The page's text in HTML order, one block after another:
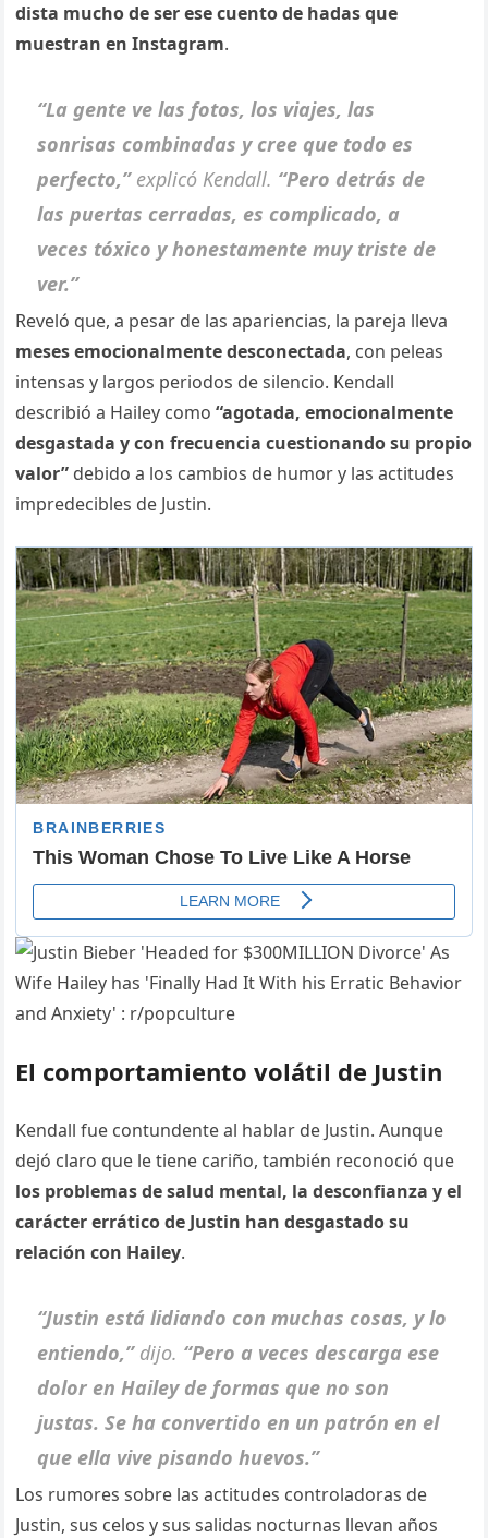
dista mucho de ser ese cuento de hadas que
muestran en Instagram.
“La gente ve las fotos, los viajes, las
sonrisas combinadas y cree que todo es
perfecto,”explicó Kendall. “Pero detrás de
las puertas cerradas, es complicado, a
veces tóxico y honestamente muy triste de
ver.”
Reveló que, a pesar de las apariencias, la pareja lleva
meses emocionalmente desconectada, con peleas
intensas y largos periodos de silencio. Kendall
describió a Hailey como“agotada, emocionalmente
desgastada y con frecuencia cuestionando su propio
valor” debido a los cambios de humor y las actitudes
impredecibles de Justin.
El comportamiento volátil de Justin
Kendall fue contundente al hablar de Justin. Aunque
dejó claro que le tiene cariño, también reconoció que
los problemas de salud mental, la desconfianza y el
carácter errático de Justin han desgastado su
relación con Hailey.
“Justin está lidiando con muchas cosas, y lo
entiendo,”dijo. “Pero a veces descarga ese
dolor en Hailey de formas que no son
justas. Se ha convertido en un patrón en el
que ella vive pisando huevos.”
Los rumores sobre las actitudes controladoras de
Justin, sus celos y sus salidas nocturnas llevan años